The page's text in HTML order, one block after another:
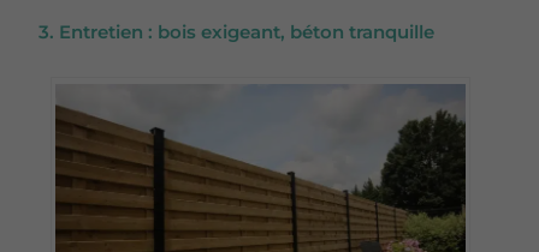
3. Entretien : bois exigeant, béton tranquille